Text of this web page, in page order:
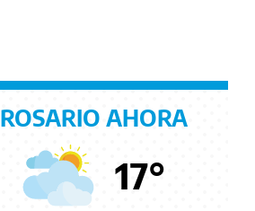
ROSARIO AHORA
17°